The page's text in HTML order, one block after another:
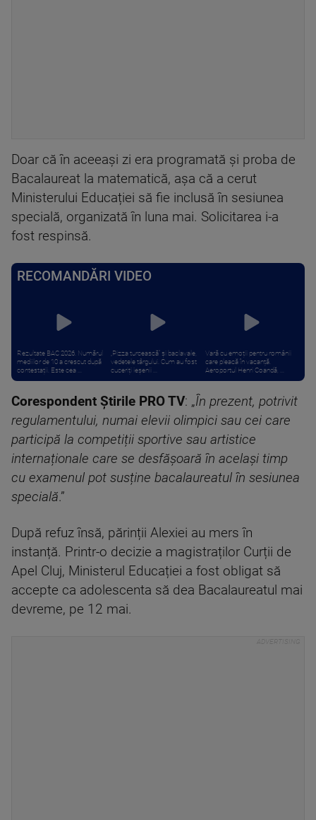
Doar că în aceeași zi era programată și proba de
Bacalaureat la matematică, așa că a cerut
Ministerului Educației să fie inclusă în sesiunea
specială, organizată în luna mai. Solicitarea i-a
fost respinsă.
RECOMANDĂRI VIDEO
Rezultate BAC 2026. Numărul
mediilor de 10 a crescut după
contestații. Este cea ...
„Pizza turcească” și baclavale,
vedetele târgului. Cum au fost
cuceriți ieșenii ...
Vară cu emoții pentru românii
care pleacă în vacanță.
Aeroportul Henri Coandă, ...
Corespondent Știrile PRO TV: „În prezent, potrivit
regulamentului, numai elevii olimpici sau cei care
participă la competiții sportive sau artistice
internaționale care se desfășoară în același timp
cu examenul pot susține bacalaureatul în sesiunea
specială.”
După refuz însă, părinții Alexiei au mers în
instanță. Printr-o decizie a magistraților Curții de
Apel Cluj, Ministerul Educației a fost obligat să
accepte ca adolescenta să dea Bacalaureatul mai
devreme, pe 12 mai.